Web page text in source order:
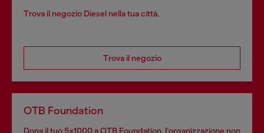
Trova il negozio Diesel nella tua città.
Trova il negozio
OTB Foundation
Dona il tuo 5x1000 a OTB Foundation, l’organizzazione non